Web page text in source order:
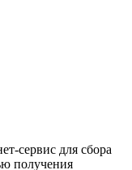
сервис для сбора
получения